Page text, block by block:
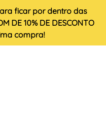
ficar por dentro das
DE 10% DE DESCONTO
compra!